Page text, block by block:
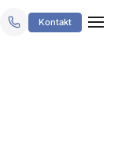
Kontakt